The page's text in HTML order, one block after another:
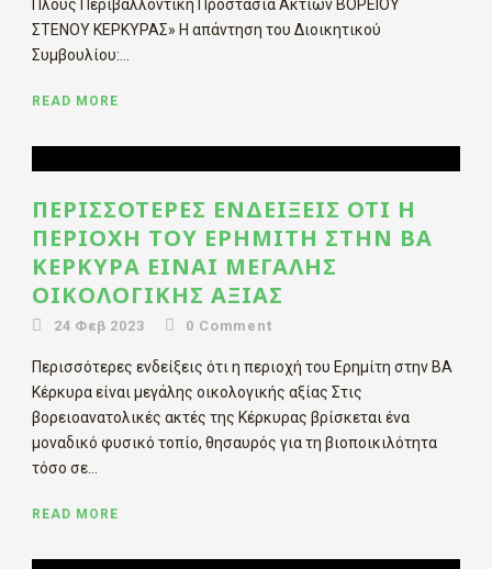
Πλους Περιβαλλοντική Προστασία Ακτίων ΒΟΡΕΙΟΥ
ΣΤΕΝΟΥ ΚΕΡΚΥΡΑΣ» Η απάντηση του Διοικητικού
Συμβουλίου:...
READ MORE
ΠΕΡΙΣΣΌΤΕΡΕΣ ΕΝΔΕΊΞΕΙΣ ΌΤΙ Η
ΠΕΡΙΟΧΉ ΤΟΥ ΕΡΗΜΊΤΗ ΣΤΗΝ ΒΑ
ΚΈΡΚΥΡΑ ΕΊΝΑΙ ΜΕΓΆΛΗΣ
ΟΙΚΟΛΟΓΙΚΉΣ ΑΞΊΑΣ
24 Φεβ 2023 0 Comment
Περισσότερες ενδείξεις ότι η περιοχή του Ερημίτη στην ΒΑ
Κέρκυρα είναι μεγάλης οικολογικής αξίας Στις
βορειοανατολικές ακτές της Κέρκυρας βρίσκεται ένα
μοναδικό φυσικό τοπίο, θησαυρός για τη βιοποικιλότητα
τόσο σε...
READ MORE